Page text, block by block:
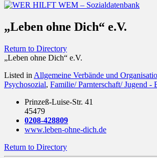
„Leben ohne Dich“ e.V.
Return to Directory
„Leben ohne Dich“ e.V.
Listed in Allgemeine Verbände und
Psychosozial, Familie/ Parnterschaft/ Jugend -
Prinzeß-Luise-Str. 41
45479
0208-428809
www.leben-ohne-dich.de
Return to Directory